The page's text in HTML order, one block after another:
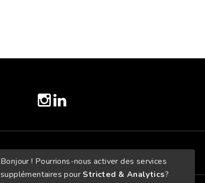
twitterinstagram
linkedin
Bonjour ! Pourrions-nous activer des services
supplémentaires pour Stricted & Analytics?